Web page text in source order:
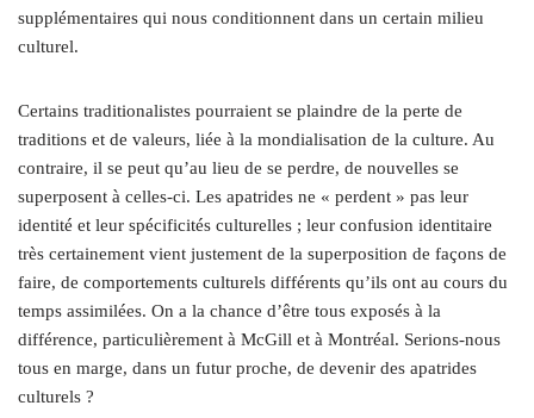
supplémentaires qui nous conditionnent dans un certain milieu
culturel.
Certains traditionalistes pourraient se plaindre de la perte de
traditions et de valeurs, liée à la mondialisation de la culture. Au
contraire, il se peut qu’au lieu de se perdre, de nouvelles se
superposent à celles-ci. Les apatrides ne « perdent » pas leur
identité et leur spécificités culturelles ; leur confusion identitaire
très certainement vient justement de la superposition de façons de
faire, de comportements culturels différents qu’ils ont au cours du
temps assimilées. On a la chance d’être tous exposés à la
différence, particulièrement à McGill et à Montréal. Serions-nous
tous en marge, dans un futur proche, de devenir des apatrides
culturels ?